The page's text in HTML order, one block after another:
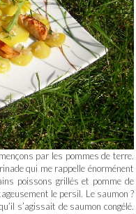
par les pommes de terre.
qui me rappelle énorménent
poissons grillés et pomme de
le persil. Le saumon ?
s’agissait de saumon congélé.